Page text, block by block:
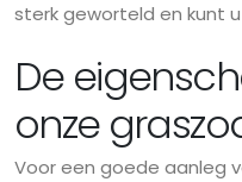
sterk geworteld en kunt
De
onze
Voor een goede aanleg